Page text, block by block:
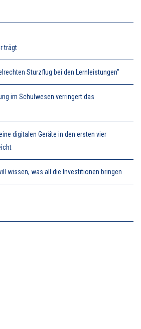
trägt
Sturzflug bei den Lernleistungen”
im Schulwesen verringert das
digitalen Geräte in den ersten vier
wissen, was all die Investitionen bringen